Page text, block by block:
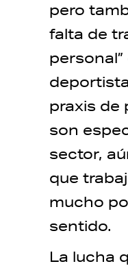
pero
falta de
praxis de
son
sector,
que
mucho
sentido.
La lucha